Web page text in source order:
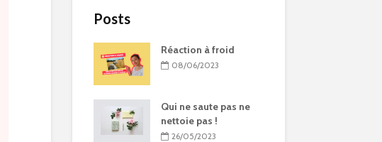
Posts
Réaction à froid
08/06/2023
Qui ne saute pas ne
nettoie pas !
26/05/2023